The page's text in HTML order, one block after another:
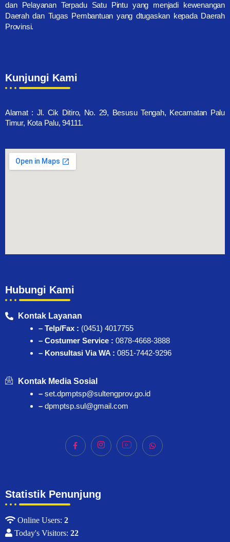
dan Pelayanan Terpadu Satu Pintu yang menjadi kewenangan
Daerah dan Tugas Pembantuan yang dtugaskan kepada Daerah
Provinsi.
Kunjungi Kami
Alamat : Jl. Cik Ditiro, No. 29, Besusu Tengah, Kecamatan Palu
Timur, Kota Palu, 94111.
Hubungi Kami
Kontak Layanan
– Telp/Fax : (0451) 4017755
– Costumer Service : 0878-4668-3888
– Konsultasi Via WA : 0851-7442-9296
Kontak Media Sosial
– set.dpmptsp@sultengprov.go.id
– dpmptsp.sul@gmail.com
Statistik Penunjung
Online Users: 2
Today's Visitors: 22